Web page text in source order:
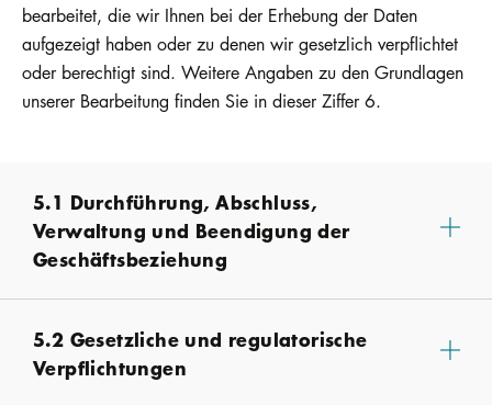
bearbeitet, die wir Ihnen bei der Erhebung der Daten
aufgezeigt haben oder zu denen wir gesetzlich verpflichtet
oder berechtigt sind. Weitere Angaben zu den Grundlagen
unserer Bearbeitung finden Sie in dieser Ziffer 6.
5.1 Durchführung, Abschluss,
Verwaltung und Beendigung der
Geschäftsbeziehung
5.2 Gesetzliche und regulatorische
Verpflichtungen